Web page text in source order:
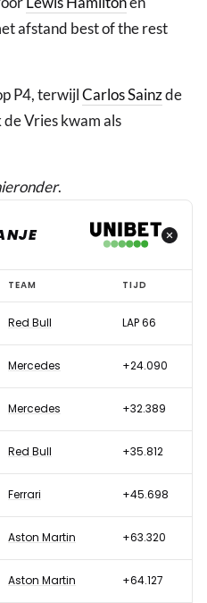
afstand best of the rest
P4, terwijlCarlos Sainzde
Vries kwam als
.
TEAM TIJD
Red Bull LAP 66
Mercedes +24.090
Mercedes +32.389
Red Bull +35.812
Ferrari +45.698
Aston Martin +63.320
Aston Martin +64.127